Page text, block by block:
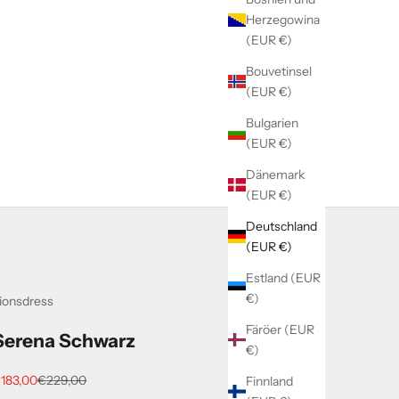
Herzegowina
(EUR €)
Bouvetinsel
(EUR €)
Bulgarien
(EUR €)
Dänemark
(EUR €)
Deutschland
(EUR €)
Estland (EUR
€)
Färöer (EUR
€)
Finnland
Schwarz
Regulärer Preis
€229,00